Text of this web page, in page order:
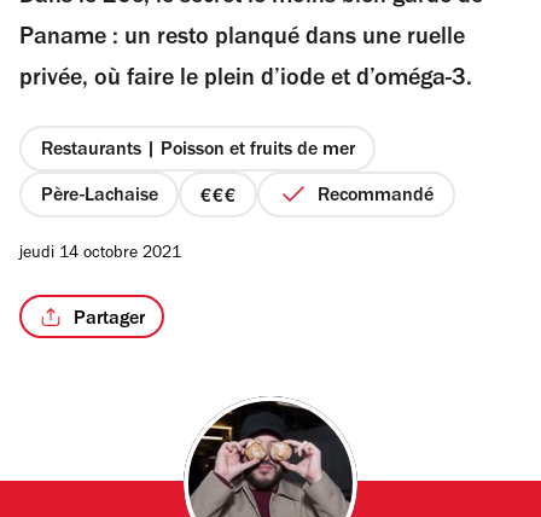
étoiles
Paname : un resto planqué dans une ruelle
privée, où faire le plein d’iode et d’oméga-3.
Restaurants | Poisson et fruits de mer
Père-Lachaise
prix
Recommandé
jeudi 14 octobre 2021
Partager